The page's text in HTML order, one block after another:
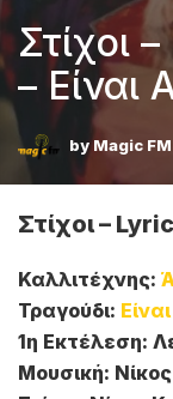
Στίχοι
– Είναι
by Magic FM
Στίχοι –
Καλλιτέχνης:
Τραγούδι:
1η Εκτέλεση:
Μουσική: